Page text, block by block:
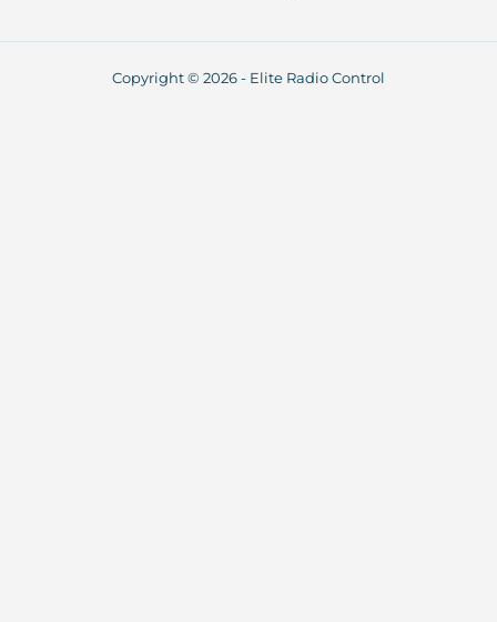
Copyright © 2026 - Elite Radio Control